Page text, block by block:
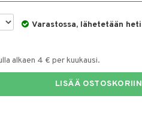
Varastossa, lähetetään heti
alkaen 4 € per kuukausi.
LISÄÄ OSTOSKORIIN